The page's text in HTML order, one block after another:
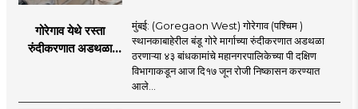
गोरेगाव येथे रस्ता
रुंदीकरणात अडथळा
मुंबई: (Goregaon West) गोरेगाव (पश्चिम )
स्थानकाबाहेरील बंडू गोरे मार्गाच्या रुंदीकरणात अडथळा
ठरणाऱ्या ४३ बांधकामांचे महानगरपालिकेच्या पी दक्षिण
विभागाकडून आज दि१७ जून रोजी निष्कासन करण्यात
आले...